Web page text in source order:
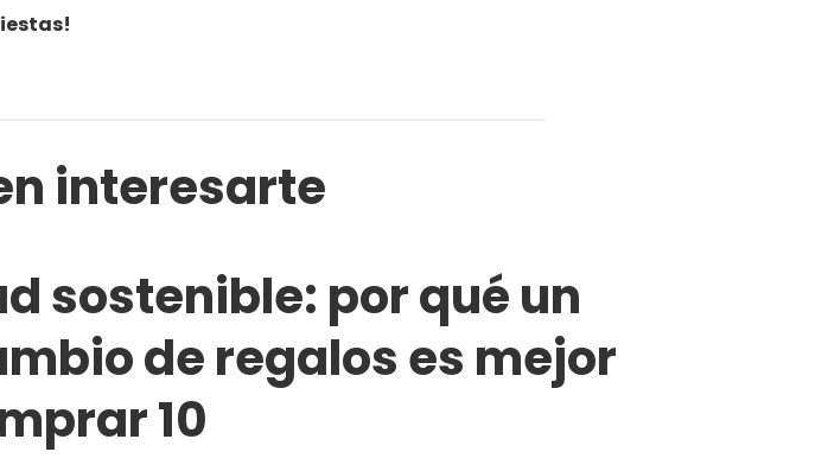
interesarte
sostenible: por qué un
de regalos es mejor
10